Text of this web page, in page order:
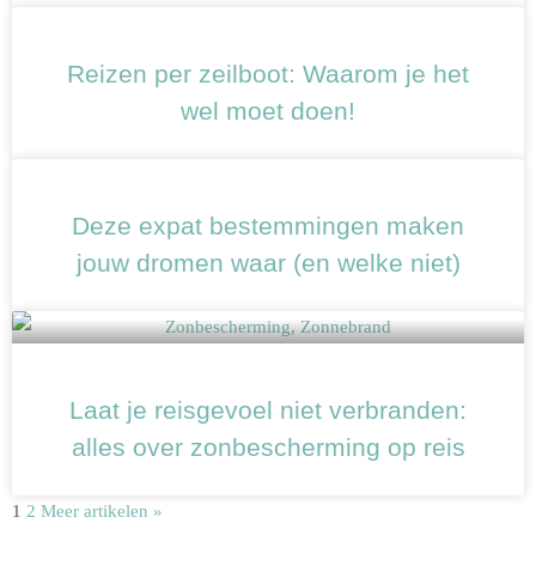
Reizen per zeilboot: Waarom je het
wel moet doen!
Deze expat bestemmingen maken
jouw dromen waar (en welke niet)
Laat je reisgevoel niet verbranden:
alles over zonbescherming op reis
1 2 Meer artikelen »